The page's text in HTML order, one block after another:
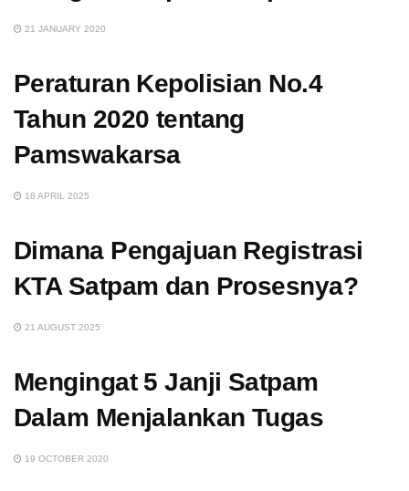
21 JANUARY 2020
Peraturan Kepolisian No.4
Tahun 2020 tentang
Pamswakarsa
18 APRIL 2025
Dimana Pengajuan Registrasi
KTA Satpam dan Prosesnya?
21 AUGUST 2025
Mengingat 5 Janji Satpam
Dalam Menjalankan Tugas
19 OCTOBER 2020